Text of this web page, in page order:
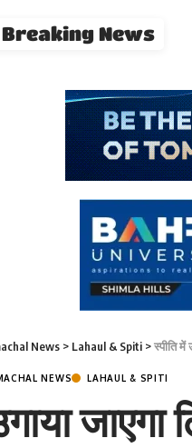
Breaking News
News > Lahaul & Spiti >स्पीति में
NEWS LAHAUL & SPITI